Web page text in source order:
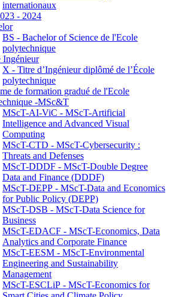
internationaux
- 2024
BS - Bachelor of Science de l'Ecole
polytechnique
Ingénieur
X - Titre d’Ingénieur diplômé de l’École
polytechnique
de formation gradué de l'Ecole
-MSc&T
MScT-AI-ViC - MScT-Artificial
Intelligence and Advanced Visual
Computing
MScT-CTD - MScT-Cybersecurity :
Threats and Defenses
MScT-DDDF - MScT-Double Degree
Data and Finance (DDDF)
MScT-DEPP - MScT-Data and Economics
for Public Policy (DEPP)
MScT-DSB - MScT-Data Science for
Business
MScT-EDACF - MScT-Economics, Data
Analytics and Corporate Finance
MScT-EESM - MScT-Environmental
Engineering and Sustainability
Management
MScT-ESCLiP - MScT-Economics for